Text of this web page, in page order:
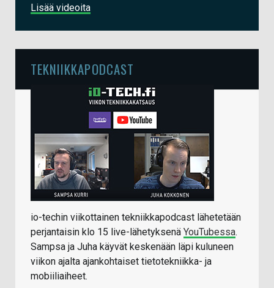
Lisää videoita
TEKNIIKKAPODCAST
io-techin viikottainen tekniikkapodcast lähetetään
perjantaisin klo 15 live-lähetyksenä YouTubessa.
Sampsa ja Juha käyvät keskenään läpi kuluneen
viikon ajalta ajankohtaiset tietotekniikka- ja
mobiiliaiheet.